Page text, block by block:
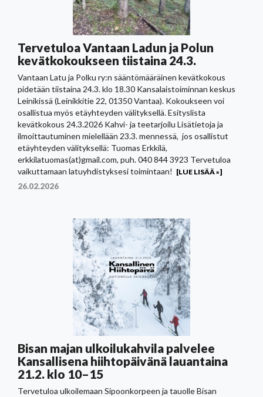
Tervetuloa Vantaan Ladun ja Polun
kevätkokoukseen tiistaina 24.3.
Vantaan Latu ja Polku ry:n sääntömääräinen kevätkokous
pidetään tiistaina 24.3. klo 18.30 Kansalaistoiminnan keskus
Leinikissä (Leinikkitie 22, 01350 Vantaa). Kokoukseen voi
osallistua myös etäyhteyden välityksellä. Esityslista
kevätkokous 24.3.2026 Kahvi- ja teetarjoilu Lisätietoja ja
ilmoittautuminen mielellään 23.3. mennessä, jos osallistut
etäyhteyden välityksellä: Tuomas Erkkilä,
erkkilatuomas(at)gmail.com, puh. 040 844 3923 Tervetuloa
vaikuttamaan latuyhdistyksesi toimintaan! [LUE LISÄÄ »]
26.02.2026
Bisan majan ulkoilukahvila palvelee
Kansallisena hiihtopäivänä lauantaina
21.2. klo 10–15
Tervetuloa ulkoilemaan Sipoonkorpeen ja tauolle Bisan